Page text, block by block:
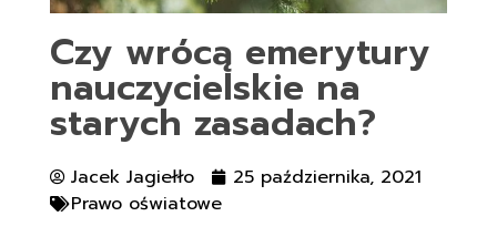
Czy wrócą emerytury
nauczycielskie na
starych zasadach?
Jacek Jagiełło
25 października, 2021
Prawo oświatowe